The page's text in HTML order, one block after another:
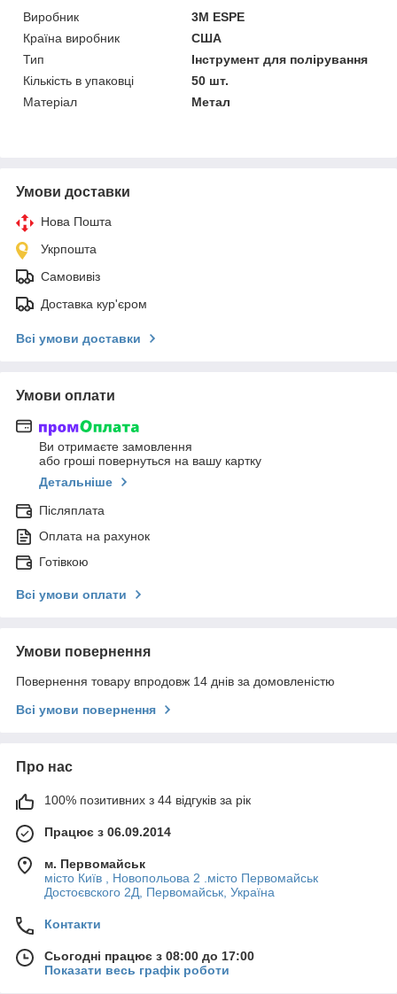
Виробник
3M ESPE
Країна виробник
США
Тип
Інструмент для полірування
Кількість в упаковці
50 шт.
Матеріал
Метал
Умови доставки
Нова Пошта
Укрпошта
Самовивіз
Доставка кур'єром
Всі умови доставки
Умови оплати
Ви отримаєте замовлення
або гроші повернуться на вашу картку
Детальніше
Післяплата
Оплата на рахунок
Готівкою
Всі умови оплати
Умови повернення
Повернення товару впродовж 14 днів за домовленістю
Всі умови повернення
Про нас
100% позитивних з 44 відгуків за рік
Працює з 06.09.2014
м. Первомайськ
місто Київ , Новопольова 2 .місто Первомайськ
Достоєвского 2Д, Первомайськ, Україна
Контакти
Сьогодні працює з 08:00 до 17:00
Показати весь графік роботи